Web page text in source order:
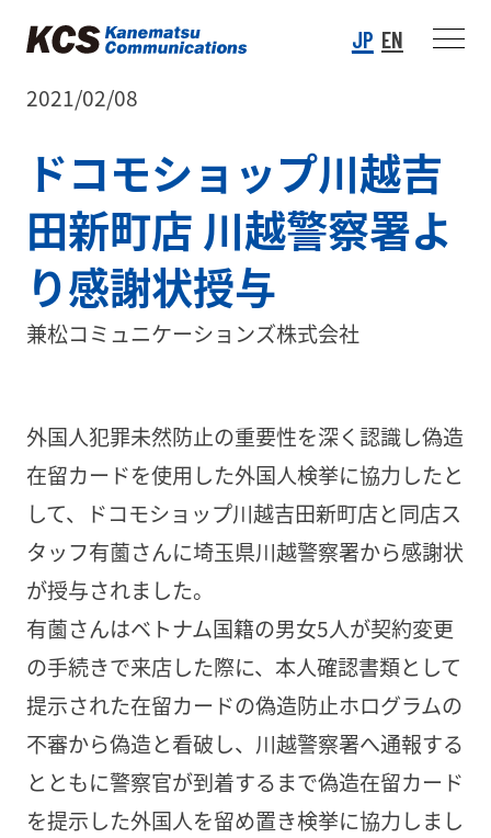
JP EN
2021/02/08
ドコモショップ川越吉
田新町店 川越警察署よ
り感謝状授与
兼松コミュニケーションズ株式会社
外国人犯罪未然防止の重要性を深く認識し偽造
在留カードを使用した外国人検挙に協力したと
して、ドコモショップ川越吉田新町店と同店ス
タッフ有薗さんに埼玉県川越警察署から感謝状
が授与されました。
有薗さんはベトナム国籍の男女5人が契約変更
の手続きで来店した際に、本人確認書類として
提示された在留カードの偽造防止ホログラムの
不審から偽造と看破し、川越警察署へ通報する
とともに警察官が到着するまで偽造在留カード
を提示した外国人を留め置き検挙に協力しまし